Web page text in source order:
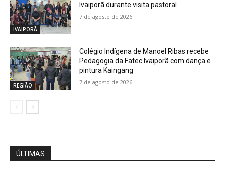
IVAIPORÃ
Ivaiporã durante visita pastoral
7 de agosto de 2026
REGIÃO
Colégio Indígena de Manoel Ribas recebe
Pedagogia da Fatec Ivaiporã com dança e
pintura Kaingang
7 de agosto de 2026
ÚLTIMAS